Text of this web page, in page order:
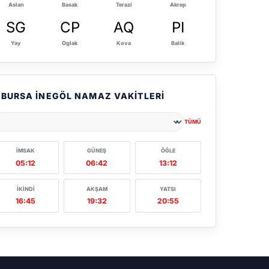
Aslan Basak Terazi Akrep
SG
Yay
CP
Oglak
AQ
Kova
PI
Balik
BURSA İNEGÖL NAMAZ VAKITLERI
TÜMÜ
İMSAK
05:12
GÜNEŞ
06:42
ÖĞLE
13:12
İKINDI
16:45
AKŞAM
19:32
YATSI
20:55